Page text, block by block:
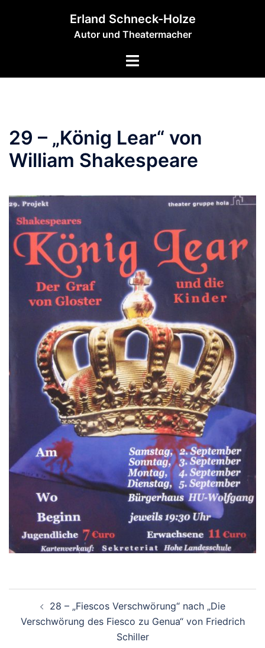
Erland Schneck-Holze
Autor und Theatermacher
Menü
29 – „König Lear“ von
William Shakespeare
Navigation28 – „Fiescos Verschwörung“ nach „Die
Verschwörung des Fiesco zu Genua“ von Friedrich
Schiller